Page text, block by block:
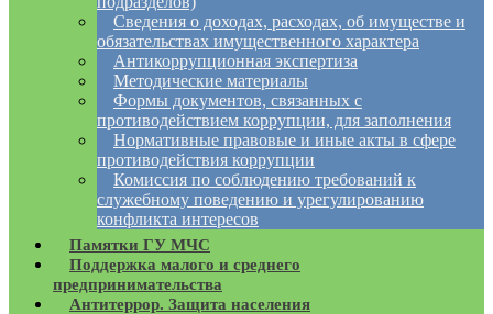
Сведения о доходах, расходах, об имуществе и
обязательствах имущественного характера
Антикоррупционная экспертиза
Методические материалы
Формы документов, связанных с
противодействием коррупции, для заполнения
Нормативные правовые и иные акты в сфере
противодействия коррупции
Комиссия по соблюдению требований к
служебному поведению и урегулированию
конфликта интересов
Памятки ГУ МЧС
Поддержка малого и среднего
предпринимательства
Антитеррор. Защита населения